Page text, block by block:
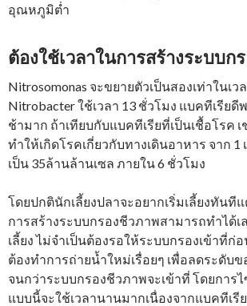
อุณหภูมิต่ำ
ต้องใช้เวลาในการสร้างระบบก
Nitrosomonas จะขยายตัวเป็นสองเท่าในเว
Nitrobacter ใช้เวลา 13 ชั่วโมง แบคทีเรีย
ช้ามาก ถ้าเทียบกับแบคทีเรียที่เป็นเชื้อโรค เ
ทำให้เกิดโรคเกี่ยวกับทางเดินอาหาร จาก 1
เป็น 35ล้านล้านเซล ภายใน 6 ชั่วโมง
โดยปกตินักเลี้ยงปลาจะอยากเริ่มเลี้ยงทันที
การสร้างระบบกรองชีวภาพสามารถทำได้
เลี้ยง ไม่จำเป็นต้องรอให้ระบบกรองเข้าที่ก่
ต้องทำการถ่ายน้ำใหม่เรื่อยๆ เพื่อลดระดับข
จนกว่าระบบกรองชีวภาพจะเข้าที่ โดยการ
แบบนี้จะใช้เวลานานมากเนื่องจากแบคทีเรี